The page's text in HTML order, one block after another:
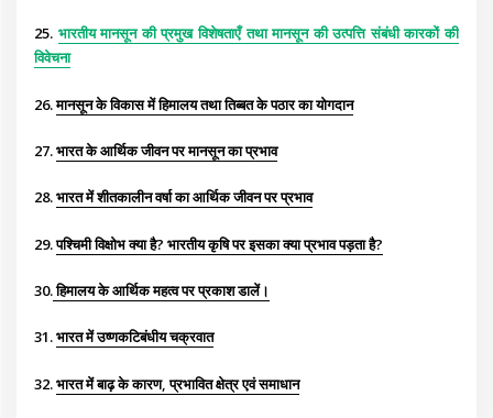
25. भारतीय मानसून की प्रमुख विशेषताएँ तथा मानसून की उत्पत्ति संबंधी कारकों की
विवेचना
26.मानसून के विकास में हिमालय तथा तिब्बत के पठार का योगदान
27.भारत के आर्थिक जीवन पर मानसून का प्रभाव
28.भारत में शीतकालीन वर्षा का आर्थिक जीवन पर प्रभाव
29.पश्चिमी विक्षोभ क्या है? भारतीय कृषि पर इसका क्या प्रभाव पड़ता है?
30.हिमालय के आर्थिक महत्व पर प्रकाश डालें।
31.भारत में उष्णकटिबंधीय चक्रवात
32.भारत में बाढ़ के कारण, प्रभावित क्षेत्र एवं समाधान